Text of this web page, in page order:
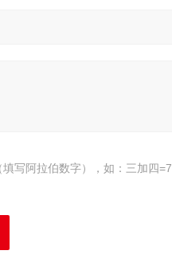
写阿拉伯数字），如：三加四=7